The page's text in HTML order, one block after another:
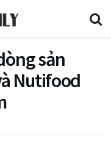
sản
Nutifood